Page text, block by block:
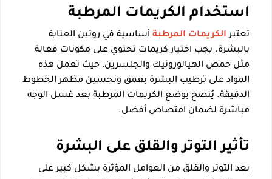
استخدام الكريمات المرطبة
تعتبرالكريمات المرطبة أساسية في روتين العناية
بالبشرة. يجب اختيار كريمات تحتوي على مكونات فعالة
مثل حمض الهيالورونيك والجلسرين، حيث تعمل هذه
المواد على ترطيب البشرة بعمق وتحسين مظهر الخطوط
الدقيقة. يُنصح بوضع الكريمات المرطبة بعد غسل الوجه
مباشرة لضمان امتصاص أفضل.
تأثير التوتر والقلق على البشرة
يعد التوتر والقلق من العوامل المؤثرة بشكل كبير على